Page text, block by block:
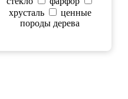
хрусталь
ценные
породы дерева